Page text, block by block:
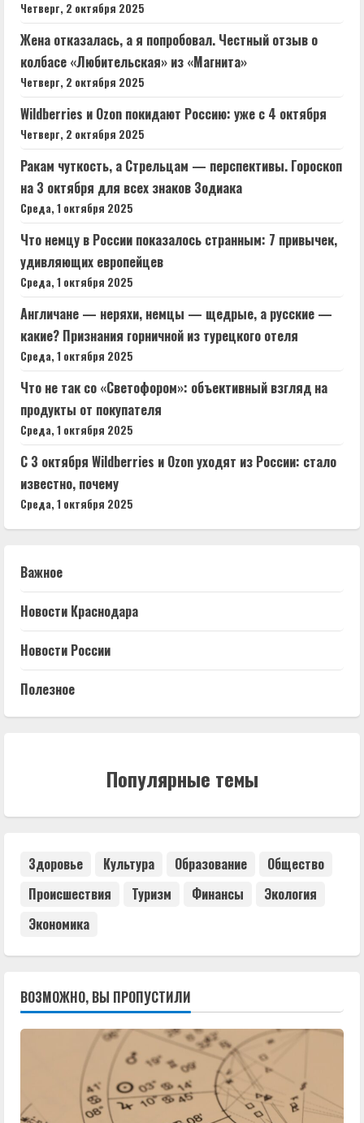
Четверг, 2 октября 2025
Жена отказалась, а я попробовал. Честный отзыв о
колбасе «Любительская» из «Магнита»
Четверг, 2 октября 2025
Wildberries и Ozon покидают Россию: уже с 4 октября
Четверг, 2 октября 2025
Ракам чуткость, а Стрельцам — перспективы. Гороскоп
на 3 октября для всех знаков Зодиака
Среда, 1 октября 2025
Что немцу в России показалось странным: 7 привычек,
удивляющих европейцев
Среда, 1 октября 2025
Англичане — неряхи, немцы — щедрые, а русские —
какие? Признания горничной из турецкого отеля
Среда, 1 октября 2025
Что не так со «Светофором»: объективный взгляд на
продукты от покупателя
Среда, 1 октября 2025
С 3 октября Wildberries и Ozon уходят из России: стало
известно, почему
Среда, 1 октября 2025
Важное
Новости Краснодара
Новости России
Полезное
Популярные темы
Здоровье Культура Образование
Общество
Происшествия
Туризм Финансы
Экология
Экономика
ВОЗМОЖНО, ВЫ ПРОПУСТИЛИ